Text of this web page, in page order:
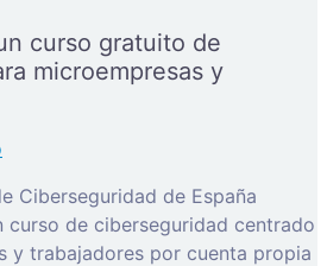
curso gratuito de
microempresas y
Ciberseguridad de España
curso de ciberseguridad centrado
y trabajadores por cuenta propia